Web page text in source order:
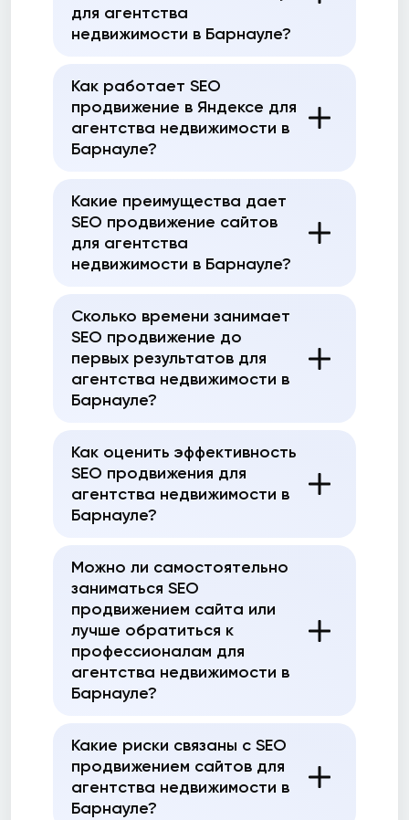
для агентства
недвижимости в Барнауле?
Как работает SEO
продвижение в Яндексе для
агентства недвижимости в
Барнауле?
Какие преимущества дает
SEO продвижение сайтов
для агентства
недвижимости в Барнауле?
Сколько времени занимает
SEO продвижение до
первых результатов для
агентства недвижимости в
Барнауле?
Как оценить эффективность
SEO продвижения для
агентства недвижимости в
Барнауле?
Можно ли самостоятельно
заниматься SEO
продвижением сайта или
лучше обратиться к
профессионалам для
агентства недвижимости в
Барнауле?
Какие риски связаны с SEO
продвижением сайтов для
агентства недвижимости в
Барнауле?